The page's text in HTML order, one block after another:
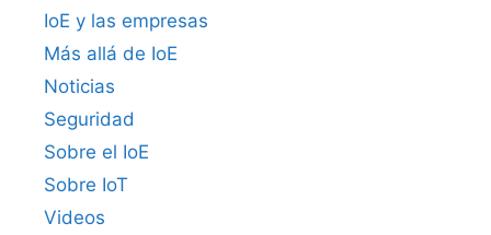
IoE y las empresas
Más allá de IoE
Noticias
Seguridad
Sobre el IoE
Sobre IoT
Videos